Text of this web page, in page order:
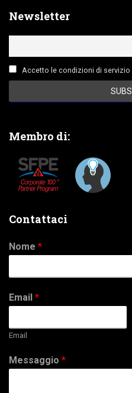
Newsletter
Accetto le condizioni di servizio
Membro di:
Contattaci
Nome *
Email *
Email
Messaggio *